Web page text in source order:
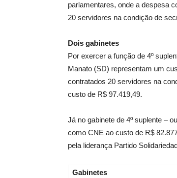
parlamentares, onde a despesa
20 servidores na condição de
Dois gabinetes
Por exercer a função de 4º
Manato (SD) representam um
contratados 20 servidores na
custo de R$ 97.419,49.
Já no gabinete de 4º suplente –
como CNE ao custo de R$
pela liderança Partido
Gabinetes